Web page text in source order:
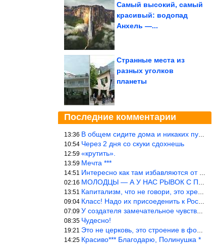
Самый высокий, самый
красивый: водопад
Анхель —...
Странные места из
разных уголков
планеты
Последние комментарии
13:36 В общем сидите дома и никаких путешествий А самая грязная в от
10:54 Через 2 дня со скуки сдохнешь
12:59 «крутить».
13:59 Мечта ***
14:51 Интересно как там избавляются от физиологических и прочих отходо
02:16 МОЛОДЦЫ — А У НАС РЫВОК С ПРОРЫВОМ В ТРУБУ
13:51 Капитализм, что не говори, это хреново (((
09:04 Класс! Надо их присоеденить к России!
07:09 У создателя замечательное чувство юмора! ))
08:35 Чудесно!
19:21 Это не церковь, это строение в форме церкви.
14:25 Красиво*** Благодарю, Полинушка *